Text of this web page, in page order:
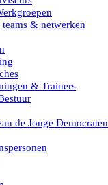
& netwerken
& Trainers
de Jonge Democraten